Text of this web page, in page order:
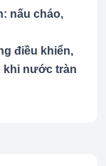
nấu cháo,
điều khiển,
khi nước tràn